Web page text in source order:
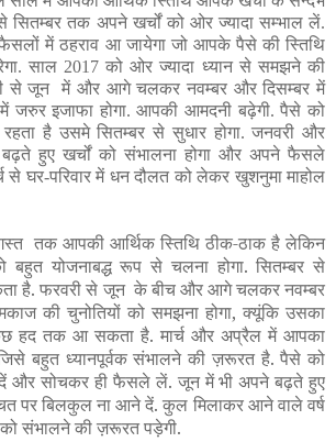
सितम्बर तक अपने खर्चों को ओर ज्यादा सम्भाल लें.
में ठहराव आ जायेगा जो आपके पैसे की स्तिथि
साल 2017 को ओर ज्यादा ध्यान से समझने की
से जून में और आगे चलकर नवम्बर और दिसम्बर में
जरुर इजाफा होगा. आपकी आमदनी बढ़ेगी. पैसे को
है उसमे सितम्बर से सुधार होगा. जनवरी और
हुए खर्चों को संभालना होगा और अपने फैसले
से घर-परिवार में धन दौलत को लेकर खुशनुमा माहोल
तक आपकी आर्थिक स्तिथि ठीक-ठाक है लेकिन
योजनाबद्ध रूप से चलना होगा. सितम्बर से
है. फरवरी से जून के बीच और आगे चलकर नवम्बर
की चुनोतियों को समझना होगा, क्यूंकि उसका
हद तक आ सकता है. मार्च और अप्रैल में आपका
बहुत ध्यानपूर्वक संभालने की ज़रूरत है. पैसे को
दें और सोचकर ही फैसले लें. जून में भी अपने बढ़ते हुए
पर बिलकुल ना आने दें. कुल मिलाकर आने वाले वर्ष
संभालने की ज़रूरत पड़ेगी.